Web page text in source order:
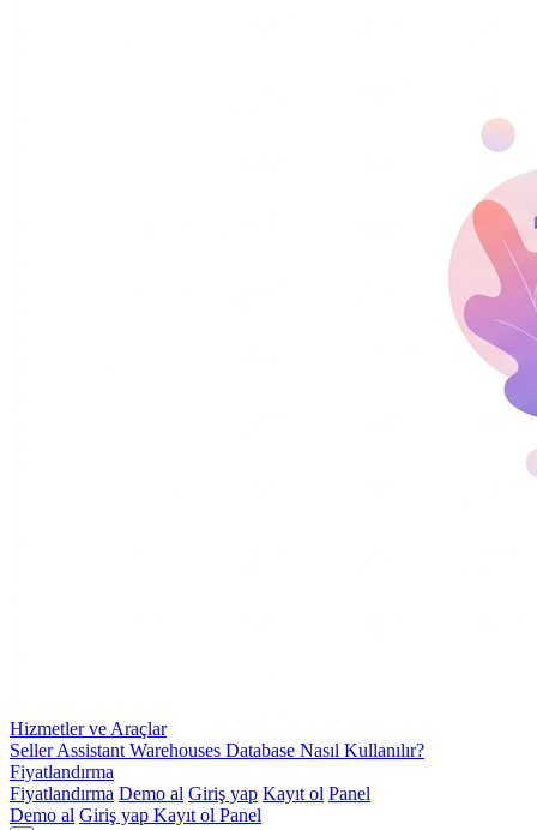
Hizmetler ve Araçlar
Seller Assistant Warehouses Database Nasıl Kullanılır?
Fiyatlandırma
Fiyatlandırma Demo al Giriş yap Kayıt ol Panel
Demo al Giriş yap Kayıt ol Panel